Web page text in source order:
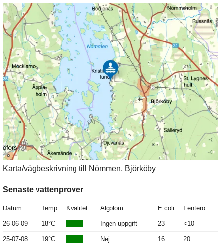
Karta/vägbeskrivning till Nömmen, Björköby
Senaste vattenprover
Datum Temp Kvalitet Algblom. E.coli I.entero
26-06-09 18°C Ingen uppgift 23 <10
25-07-08 19°C Nej 16 20